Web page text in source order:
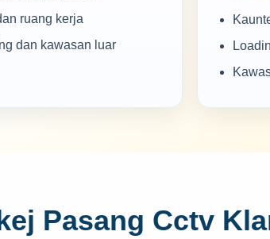
ruang kerja
dan kawasan luar
Pasang Cctv